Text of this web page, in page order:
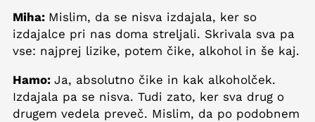
Miha: Mislim, da se nisva izdajala, ker so
izdajalce pri nas doma streljali. Skrivala sva pa
vse: najprej lizike, potem čike, alkohol in še kaj.
Hamo: Ja, absolutno čike in kak alkoholček.
Izdajala pa se nisva. Tudi zato, ker sva drug o
drugem vedela preveč. Mislim, da po podobnem